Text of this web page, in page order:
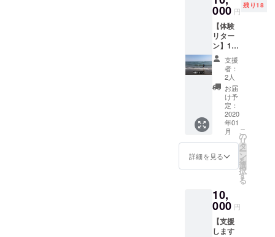
身で宿
泊施設
を確保
してか
ら参加
してく
ださ
い。 ・
作業中
に発生
した事
故や怪
我・病
ては、
こちら
過失が
ある場
合を除
き、一
DIYをす
るメ
リッ
ト、デ
メリッ
ト ・
DIYノウ
ハウの
情報収
集方法
・意外
と経済
的に圧
迫せず
できる
方法。
・2拠点
リッ
ト、デ
メリッ
ト。 ・
海や自
大さを
感じて
頂くた
めのプ
ランで
す。 写
真はイ
メージ
です。
写真と
異なる
場合で
も返品
不可と
らえる
ように
設置し
ます！
・有効
期限は
プロ
ジェク
ト成立
月から1
年とさ
せて頂
きま
す。
000 円
残り18
【体験
リター
ン】1日
フリー
パス券
いすみ
ベース
に来て
頂き、
自転車
で海や
川など
好きな
とこに
行くの
ベース
内で
BBQ、
薪割
り、土
支援
者：
2人
お届
け予
定：
2020
年01
月
詳細を見る
こ
の
リ
タ
ー
ン
を
選
択
す
る
10,
000 円
【支援
します